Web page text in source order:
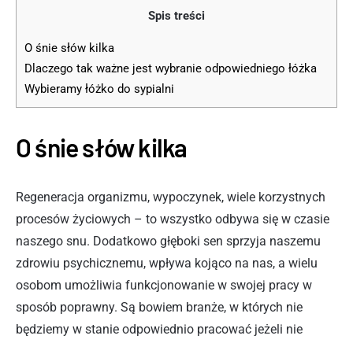
Spis treści
O śnie słów kilka
Dlaczego tak ważne jest wybranie odpowiedniego łóżka
Wybieramy łóżko do sypialni
O śnie słów kilka
Regeneracja organizmu, wypoczynek, wiele korzystnych
procesów życiowych – to wszystko odbywa się w czasie
naszego snu. Dodatkowo głęboki sen sprzyja naszemu
zdrowiu psychicznemu, wpływa kojąco na nas, a wielu
osobom umożliwia funkcjonowanie w swojej pracy w
sposób poprawny. Są bowiem branże, w których nie
będziemy w stanie odpowiednio pracować jeżeli nie